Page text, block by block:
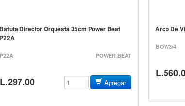
Batuta Director Orquesta 35cm Power Beat
P22A
P22A POWER BEAT
L.297.00 Agregar
Arco
BOW3/4